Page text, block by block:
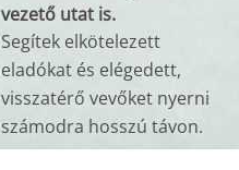
vezető utat is.
Segítek elkötelezett
eladókat és elégedett,
visszatérő vevőket nyerni
számodra hosszú távon.